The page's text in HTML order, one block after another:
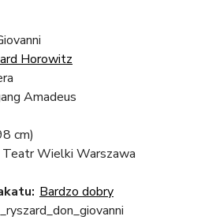
Horowitz
Amadeus
cm)
Teatr Wielki Warszawa
Bardzo dobry